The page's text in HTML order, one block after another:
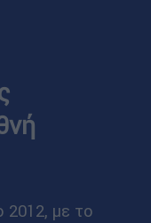
2012, με το